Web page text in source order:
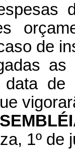
de
de
1º de